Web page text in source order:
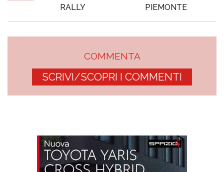
RALLY
PIEMONTE
COMMENTA
SCRIVI/SCOPRI I COMMENTI